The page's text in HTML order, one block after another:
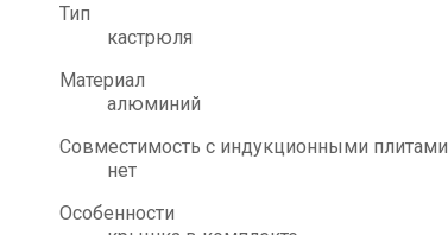
Тип
кастрюля
Материал
алюминий
Совместимость с индукционными плитами
нет
Особенности